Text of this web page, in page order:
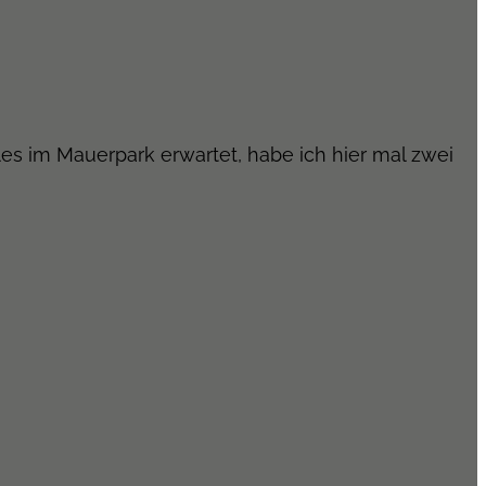
im Mauerpark erwartet, habe ich hier mal zwei